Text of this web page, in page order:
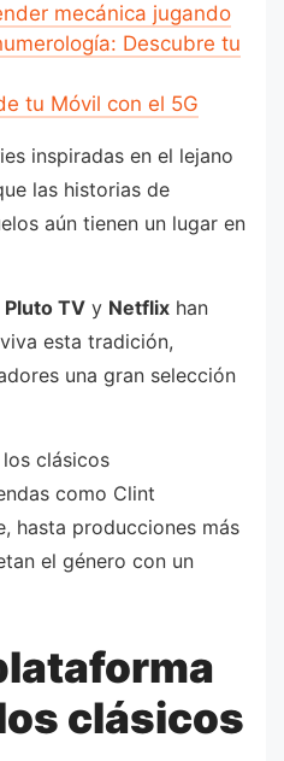
mecánica jugando
Descubre tu
tu Móvil con el 5G
inspiradas en el lejano
las historias de
aún tienen un lugar en
Pluto TV y Netflix han
esta tradición,
una gran selección
clásicos
como Clint
hasta producciones más
el género con un
clásicos